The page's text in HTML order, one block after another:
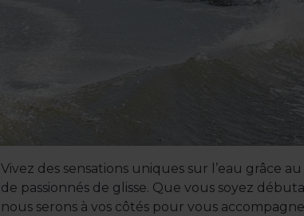
Vivez des sensations uniques sur l’eau grâce
de passionnés de glisse. Que vous soyez
nous serons à vos côtés pour vous